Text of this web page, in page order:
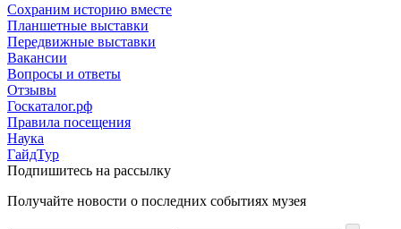
Сохраним историю вместе
Планшетные выставки
Передвижные выставки
Вакансии
Вопросы и ответы
Отзывы
Госкаталог.рф
Правила посещения
Наука
ГайдТур
Подпишитесь на рассылку
Получайте новости о последних событиях музея